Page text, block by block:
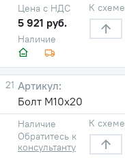
Наличие
Цена с НДС
5 921 руб.
К схеме
21
Болт М10х20
Наличие
Обратитесь к
консультанту
К схеме